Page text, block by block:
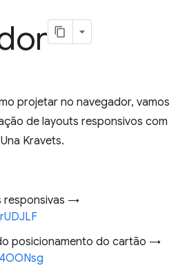
projetar no navegador, vamos
de layouts responsivos com
Kravets.
responsivas →
posicionamento do cartão →